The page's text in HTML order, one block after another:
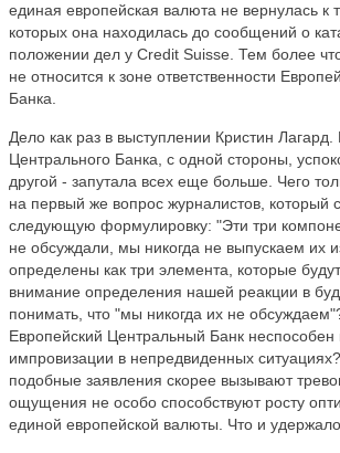
единая европейская валюта не вернулась к
которых она находилась до сообщений о
положении дел у Credit Suisse. Тем более
не относится к зоне ответственности
Банка.
Дело как раз в выступлении Кристин Лагард.
Центрального Банка, с одной стороны,
другой - запутала всех еще больше. Чего
на первый же вопрос журналистов, который
следующую формулировку: "Эти три
не обсуждали, мы никогда не выпускаем их
определены как три элемента, которые
внимание определения нашей реакции в
понимать, что "мы никогда их не
Европейский Центральный Банк неспособен
импровизации в непредвиденных ситуациях?
подобные заявления скорее вызывают
ощущения не особо способствуют росту
единой европейской валюты. Что и